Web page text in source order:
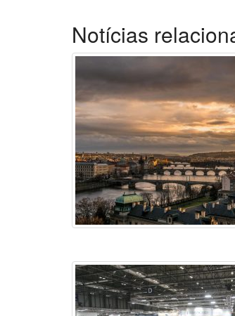
Notícias